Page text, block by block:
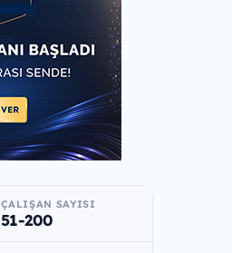
ÇALIŞAN SAYISI
51-200